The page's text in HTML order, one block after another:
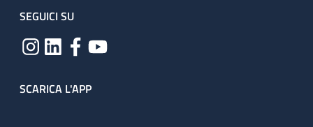
SEGUICI SU
SCARICA L'APP